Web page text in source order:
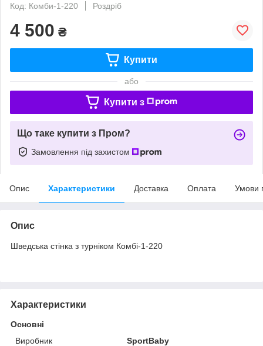
Код: Комби-1-220
Роздріб
4 500 ₴
Купити
або
Купити з
Що таке купити з Пром?
Замовлення під захистом
Опис Характеристики Доставка Оплата Умови
Опис
Шведська стінка з турніком Комбі-1-220
Характеристики
Основні
Виробник
SportBaby